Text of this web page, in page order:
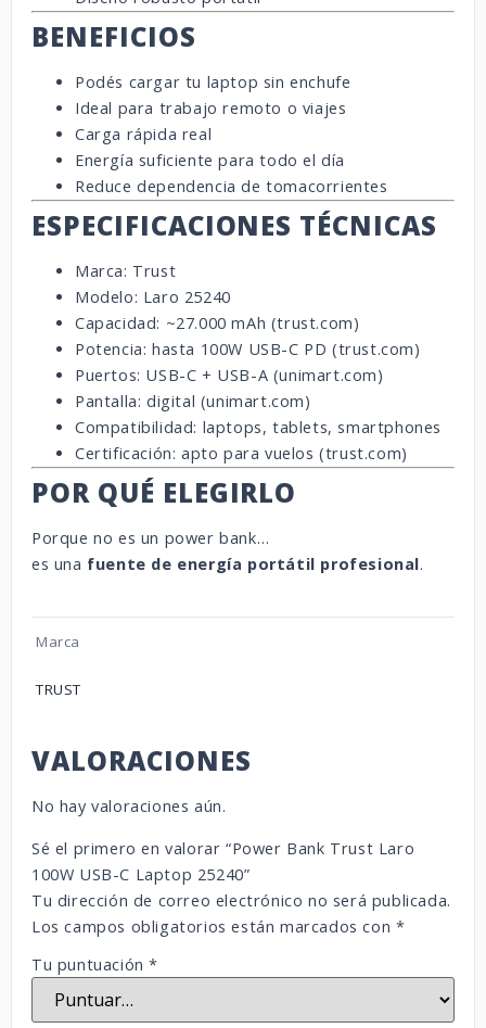
BENEFICIOS
Podés cargar tu laptop sin enchufe
Ideal para trabajo remoto o viajes
Carga rápida real
Energía suficiente para todo el día
Reduce dependencia de tomacorrientes
ESPECIFICACIONES TÉCNICAS
Marca: Trust
Modelo: Laro 25240
Capacidad: ~27.000 mAh (trust.com)
Potencia: hasta 100W USB-C PD (trust.com)
Puertos: USB-C + USB-A (unimart.com)
Pantalla: digital (unimart.com)
Compatibilidad: laptops, tablets, smartphones
Certificación: apto para vuelos (trust.com)
POR QUÉ ELEGIRLO
Porque no es un power bank…
es una fuente de energía portátil profesional.
Marca
TRUST
VALORACIONES
No hay valoraciones aún.
Sé el primero en valorar “Power Bank Trust Laro
100W USB-C Laptop 25240”
Tu dirección de correo electrónico no será publicada.
Los campos obligatorios están marcados con *
Tu puntuación*